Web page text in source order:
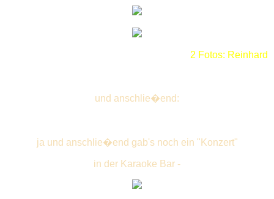
2 Fotos: Reinhard
und anschlie�end:
ja und anschlie�end gab's noch ein "Konzert"
in der Karaoke Bar -